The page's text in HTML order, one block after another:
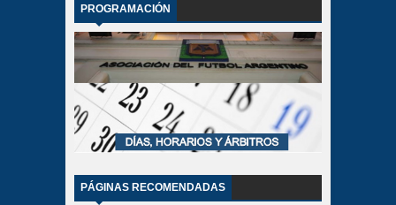
PROGRAMACIÓN
PÁGINAS RECOMENDADAS